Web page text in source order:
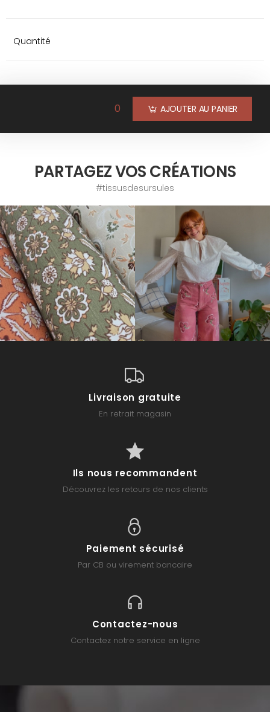
Quantité
0 AJOUTER AU PANIER
PARTAGEZ VOS CRÉATIONS
#tissusdesursules
Livraison gratuite
En retrait magasin
Ils nous recommandent
Découvrez les retours de nos clients
Paiement sécurisé
Par CB ou virement bancaire
Contactez-nous
Contactez notre service en ligne